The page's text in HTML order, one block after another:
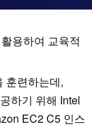
용하여 교육적
훈련하는데,
하기 위해 Intel
EC2 C5 인스